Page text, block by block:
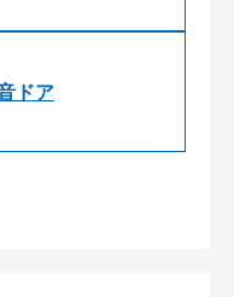
ドア